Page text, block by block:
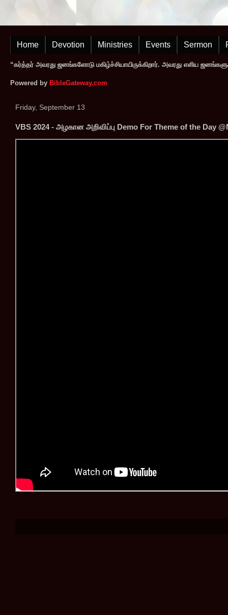
Home Devotion Ministries Events Sermon
“கர்த்தர் அவரது ஜனங்களோடு மகிழ்ச்சியாயிருக்கிறார். அவரது எளிய
Powered by BibleGateway.com
Friday, September 13
VBS 2024 - அழகான அறிவிப்பு Demo For Theme of the Day